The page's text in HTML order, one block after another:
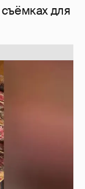
для